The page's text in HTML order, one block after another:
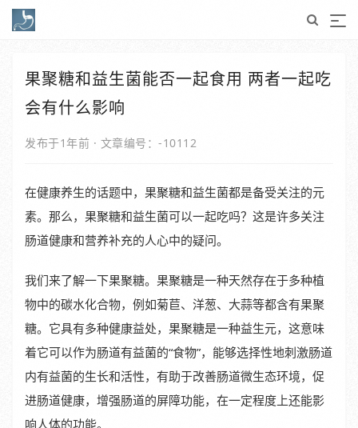
果聚糖和益生菌能否一起食用 两者一起吃
会有什么影响
发布于1年前 · 文章编号：-10112
在健康养生的话题中，果聚糖和益生菌都是备受关注的元
素。那么，果聚糖和益生菌可以一起吃吗？这是许多关注
肠道健康和营养补充的人心中的疑问。
我们来了解一下果聚糖。果聚糖是一种天然存在于多种植
物中的碳水化合物，例如菊苣、洋葱、大蒜等都含有果聚
糖。它具有多种健康益处，果聚糖是一种益生元，这意味
着它可以作为肠道有益菌的“食物”，能够选择性地刺激肠道
内有益菌的生长和活性，有助于改善肠道微生态环境，促
进肠道健康，增强肠道的屏障功能，在一定程度上还能影
响人体的功能。